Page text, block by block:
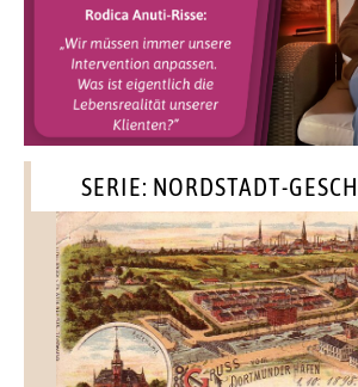
SERIE: NORDSTADT-